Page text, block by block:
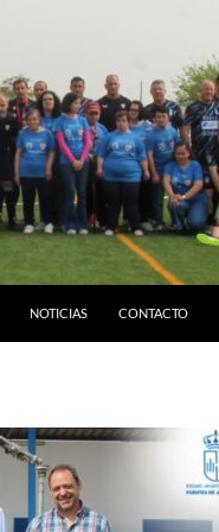
NOTICIAS CONTACTO